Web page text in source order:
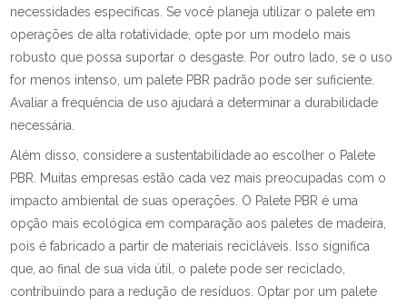
necessidades específicas. Se você planeja utilizar o palete em
operações de alta rotatividade, opte por um modelo mais
robusto que possa suportar o desgaste. Por outro lado, se o uso
for menos intenso, um palete PBR padrão pode ser suficiente.
Avaliar a frequência de uso ajudará a determinar a durabilidade
necessária.
Além disso, considere a sustentabilidade ao escolher o Palete
PBR. Muitas empresas estão cada vez mais preocupadas com o
impacto ambiental de suas operações. O Palete PBR é uma
opção mais ecológica em comparação aos paletes de madeira,
pois é fabricado a partir de materiais recicláveis. Isso significa
que, ao final de sua vida útil, o palete pode ser reciclado,
contribuindo para a redução de resíduos. Optar por um palete